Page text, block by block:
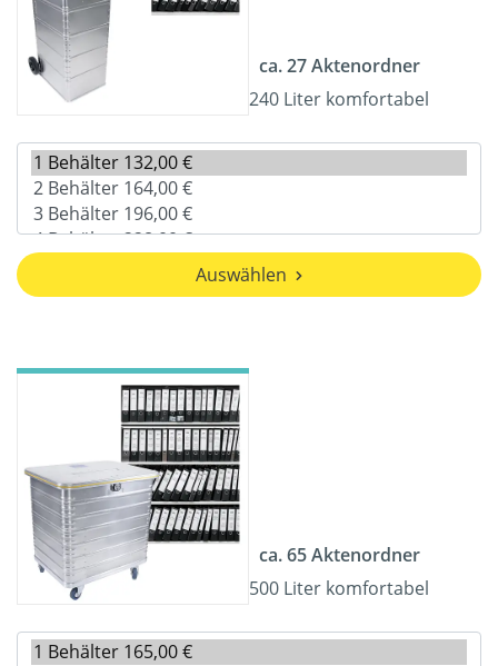
ca. 27 Aktenordner
240 Liter komfortabel
Auswählen
ca. 65 Aktenordner
500 Liter komfortabel